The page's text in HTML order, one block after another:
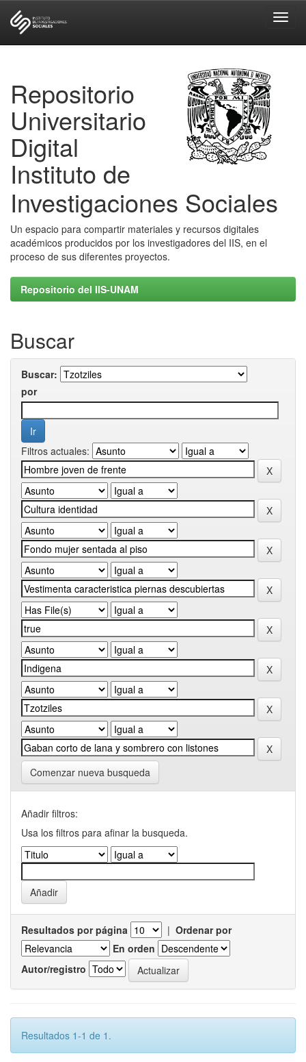
Repositorio
Universitario
Digital
Instituto de
Investigaciones Sociales
Un espacio para compartir materiales y recursos digitales
académicos producidos por los investigadores del IIS, en el
proceso de sus diferentes proyectos.
Repositorio del IIS-UNAM
Buscar
Buscar:
por
Filtros actuales:
Comenzar nueva busqueda
Añadir filtros:
Usa los filtros para afinar la busqueda.
Resultados por página | Ordenar por
En orden
Autor/registro
Resultados 1-1 de 1.